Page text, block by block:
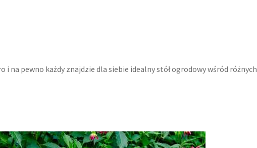
i na pewno każdy znajdzie dla siebie idealny stół ogrodowy wśród różnych